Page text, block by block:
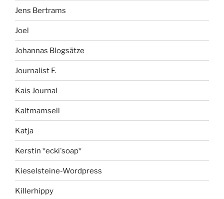
Jens Bertrams
Joel
Johannas Blogsätze
Journalist F.
Kais Journal
Kaltmamsell
Katja
Kerstin *ecki'soap*
Kieselsteine-Wordpress
Killerhippy